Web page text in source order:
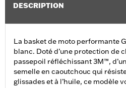
DESCRIPTION
La basket de moto performante
blanc. Doté d’une protection de
passepoil réfléchissant 3M™,
semelle en caoutchouc qui
glissades et à l’huile, ce modèle